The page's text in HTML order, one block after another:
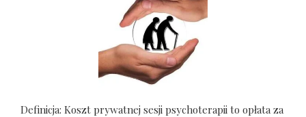
Definicja: Koszt prywatnej sesji psychoterapii to opłata za